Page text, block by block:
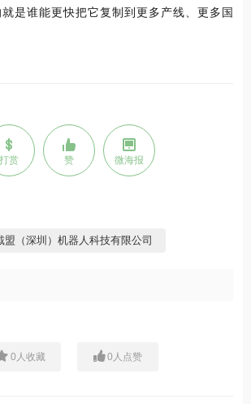
是谁能更快把它复制到更多产线、更多国
打赏 赞 微海报
盟（深圳）机器人科技有限公司
0 人收藏 0 人点赞